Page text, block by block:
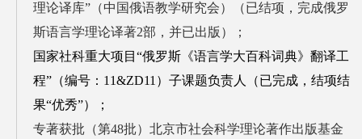
理论译库”（中国俄语教学研究会）（已结项，完成俄罗
斯语言学理论译著2部，并已出版）；
国家社科重大项目 “俄罗斯《语言学大百科词典》翻译工
程” （编号： 11&ZD11）子课题负责人（已完成，结项结
果“优秀”）
；
专著获批（第48批）北京市社会科学理论著作出版基金